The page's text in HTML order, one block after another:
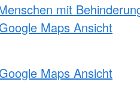
mit
Maps Ansicht
Maps Ansicht